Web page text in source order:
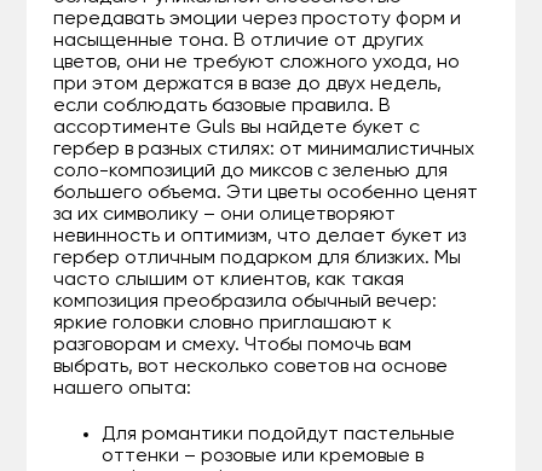
передавать эмоции через простоту форм и
насыщенные тона. В отличие от других
цветов, они не требуют сложного ухода, но
при этом держатся в вазе до двух недель,
если соблюдать базовые правила. В
ассортименте Guls вы найдете букет с
гербер в разных стилях: от минималистичных
соло-композиций до миксов с зеленью для
большего объема. Эти цветы особенно ценят
за их символику – они олицетворяют
невинность и оптимизм, что делает букет из
гербер отличным подарком для близких. Мы
часто слышим от клиентов, как такая
композиция преобразила обычный вечер:
яркие головки словно приглашают к
разговорам и смеху. Чтобы помочь вам
выбрать, вот несколько советов на основе
нашего опыта:
Для романтики подойдут пастельные
оттенки – розовые или кремовые в